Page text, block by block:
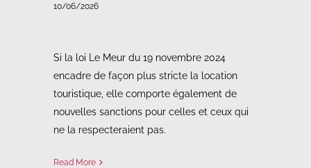
10/06/2026
Si la loi Le Meur du 19 novembre 2024
encadre de façon plus stricte la location
touristique, elle comporte également de
nouvelles sanctions pour celles et ceux qui
ne la respecteraient pas.
Read More